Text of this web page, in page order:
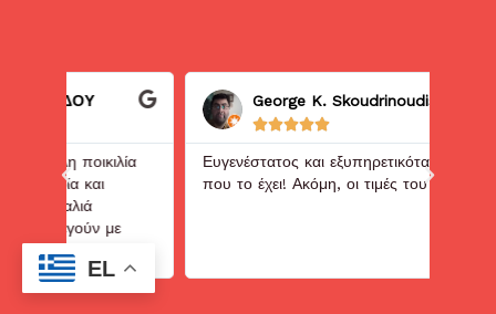
George K. Skoudrinoudis

Ευγενέστατος και εξυπηρετικότατος ο κύριος
που το έχει! Ακόμη, οι τιμές του είναι super!!!
EL